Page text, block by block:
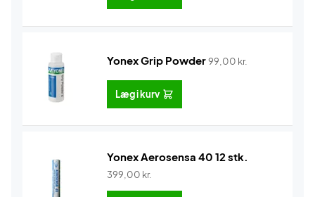
Yonex Grip Powder99,00 kr.
Læg i kurv
Yonex Aerosensa 40 12 stk.
399,00 kr.